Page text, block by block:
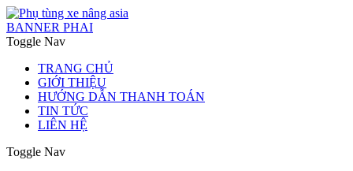
BANNER PHAI
Toggle Nav
TRANG CHỦ
GIỚI THIỆU
HƯỚNG DẪN THANH TOÁN
TIN TỨC
LIÊN HỆ
Toggle Nav